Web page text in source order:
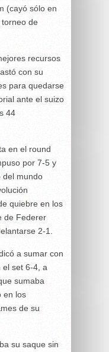
(cayó sólo en
torneo de
recursos
con su
para quedarse
ante el suizo
44
en el round
por 7-5 y
del mundo
quiebre en los
de Federer
2-1.
a sumar con
el set 6-4, a
sumaba
en los
de su
su saque sin